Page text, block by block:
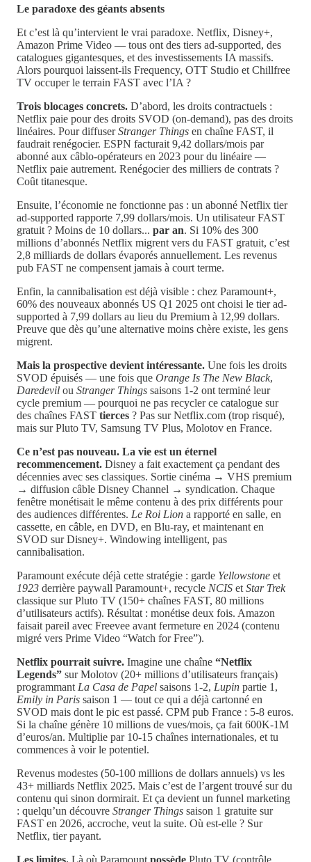
Le paradoxe des géants absents
Et c’est là qu’intervient le vrai paradoxe. Netflix, Disney+,
Amazon Prime Video — tous ont des tiers ad-supported, des
catalogues gigantesques, et des investissements IA massifs.
Alors pourquoi laissent-ils Frequency, OTT Studio et Chillfree
TV occuper le terrain FAST avec l’IA ?
Trois blocages concrets. D’abord, les droits contractuels :
Netflix paie pour des droits SVOD (on-demand), pas des droits
linéaires. Pour diffuserStranger Things en chaîne FAST, il
faudrait renégocier. ESPN facturait 9,42 dollars/mois par
abonné aux câblo-opérateurs en 2023 pour du linéaire —
Netflix paie autrement. Renégocier des milliers de contrats ?
Coût titanesque.
Ensuite, l’économie ne fonctionne pas : un abonné Netflix tier
ad-supported rapporte 7,99 dollars/mois. Un utilisateur FAST
gratuit ? Moins de 10 dollars... par an. Si 10% des 300
millions d’abonnés Netflix migrent vers du FAST gratuit, c’est
2,8 milliards de dollars évaporés annuellement. Les revenus
pub FAST ne compensent jamais à court terme.
Enfin, la cannibalisation est déjà visible : chez Paramount+,
60% des nouveaux abonnés US Q1 2025 ont choisi le tier ad-
supported à 7,99 dollars au lieu du Premium à 12,99 dollars.
Preuve que dès qu’une alternative moins chère existe, les gens
migrent.
Mais la prospective devient intéressante. Une fois les droits
SVOD épuisés — une fois que Orange Is The New Black,
Daredevil ou Stranger Things saisons 1-2 ont terminé leur
cycle premium — pourquoi ne pas recycler ce catalogue sur
des chaînes FAST tierces ? Pas sur Netflix.com (trop risqué),
mais sur Pluto TV, Samsung TV Plus, Molotov en France.
Ce n’est pas nouveau. La vie est un éternel
recommencement. Disney a fait exactement ça pendant des
décennies avec ses classiques. Sortie cinéma → VHS premium
→ diffusion câble Disney Channel → syndication. Chaque
fenêtre monétisait le même contenu à des prix différents pour
des audiences différentes. Le Roi Lion a rapporté en salle, en
cassette, en câble, en DVD, en Blu-ray, et maintenant en
SVOD sur Disney+. Windowing intelligent, pas
cannibalisation.
Paramount exécute déjà cette stratégie : garde Yellowstone et
1923 derrière paywall Paramount+, recycle NCIS et Star Trek
classique sur Pluto TV (150+ chaînes FAST, 80 millions
d’utilisateurs actifs). Résultat : monétise deux fois. Amazon
faisait pareil avec Freevee avant fermeture en 2024 (contenu
migré vers Prime Video “Watch for Free”).
Netflix pourrait suivre. Imagine une chaîne “Netflix
Legends” sur Molotov (20+ millions d’utilisateurs français)
programmant La Casa de Papel saisons 1-2, Lupin partie 1,
Emily in Paris saison 1 — tout ce qui a déjà cartonné en
SVOD mais dont le pic est passé. CPM pub France : 5-8 euros.
Si la chaîne génère 10 millions de vues/mois, ça fait 600K-1M
d’euros/an. Multiplie par 10-15 chaînes internationales, et tu
commences à voir le potentiel.
Revenus modestes (50-100 millions de dollars annuels) vs les
43+ milliards Netflix 2025. Mais c’est de l’argent trouvé sur du
contenu qui sinon dormirait. Et ça devient un funnel marketing
: quelqu’un découvre Stranger Things saison 1 gratuite sur
FAST en 2026, accroche, veut la suite. Où est-elle ? Sur
Netflix, tier payant.